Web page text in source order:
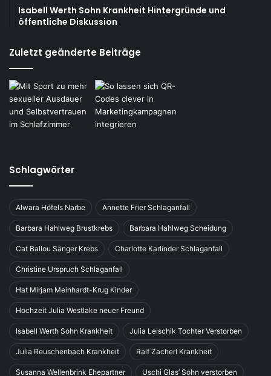
Isabell Werth Sohn Krankheit Hintergründe und
öffentliche Diskussion
Zuletzt geänderte Beiträge
Schlagwörter
Alwara Höfels Narbe Annette Frier Schlaganfall
Barbara Hahlweg Brustkrebs Barbara Hahlweg Scheidung
Cat Ballou Sänger Krebs Charlotte Karlinder Schlaganfall
Christine Urspruch Schlaganfall
Hat Mirjam Meinhardt-Krug Kinder
Hochzeit Julia Westlake neuer Freund
Isabell Werth Sohn Krankheit Julia Leischik Tochter Verstorben
Julia Reuschenbach Krankheit Ralf Zacherl Krankheit
Susanna Wellenbrink Ehepartner Uschi Glas’ Sohn verstorben